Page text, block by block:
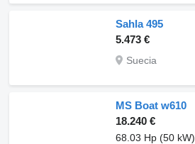
Sahla 495
5.473 €
Suecia
MS Boat w610
18.240 €
68.03 Hp (50 kW)